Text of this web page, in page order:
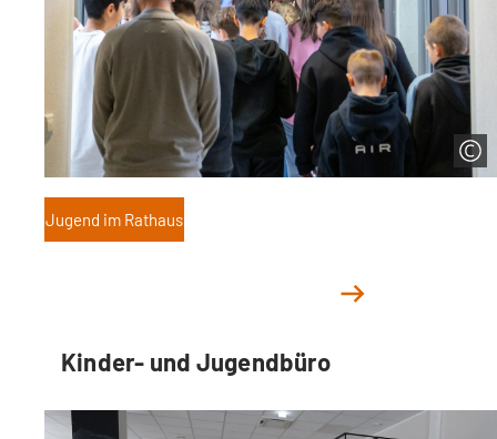
Jugend im Rathaus
Kinder- und Jugendbüro